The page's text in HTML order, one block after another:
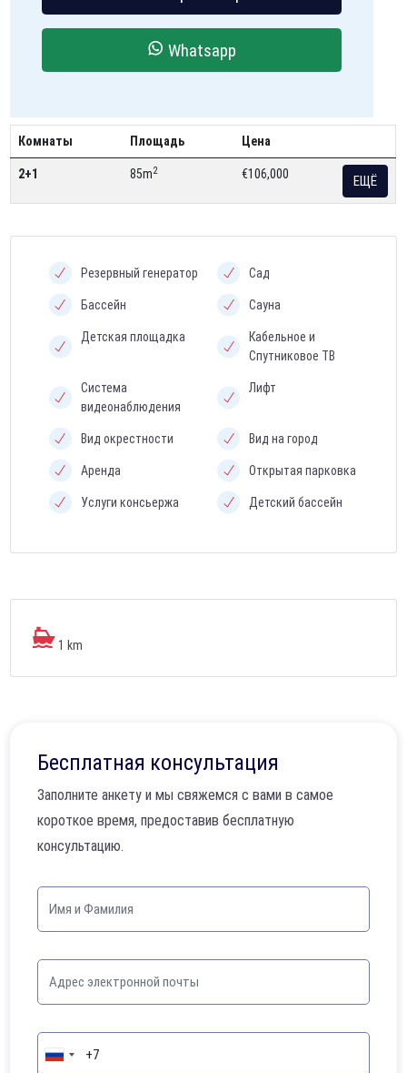
Whatsapp
Комнаты Площадь Цена
2+1 85m2 €106,000 ЕЩЁ
Резервный генератор Сад
Бассейн Сауна
Детская площадка
Кабельное и
Спутниковое ТВ
Система
видеонаблюдения
Лифт
Вид окрестности Вид на город
Аренда Открытая парковка
Услуги консьержа Детский бассейн
1 km
Бесплатная консультация
Заполните анкету и мы свяжемся с вами в самое
короткое время, предоставив бесплатную
консультацию.